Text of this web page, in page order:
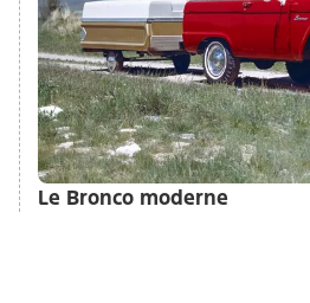
Le Bronco moderne